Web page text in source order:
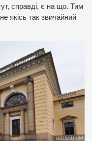
справді, є на що. Тим
якісь так звичайний